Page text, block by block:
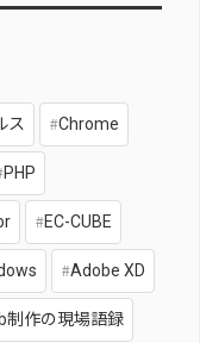
ス Chrome
PHP
EC-CUBE
Adobe XD
制作の現場語録